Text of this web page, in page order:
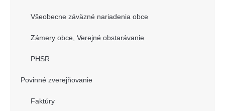
Všeobecne záväzné nariadenia obce
Zámery obce, Verejné obstarávanie
PHSR
Povinné zverejňovanie
Faktúry